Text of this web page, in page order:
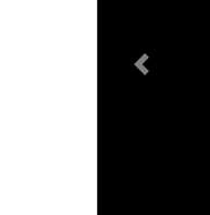
Previous